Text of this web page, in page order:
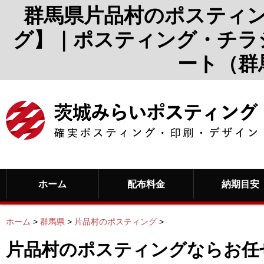
群馬県片品村のポスティ
グ】｜ポスティング・チ
ート（
ホーム 配布料金 納期目安
ホーム > 群馬県 > 片品村のポスティング >
片品村のポスティングならお